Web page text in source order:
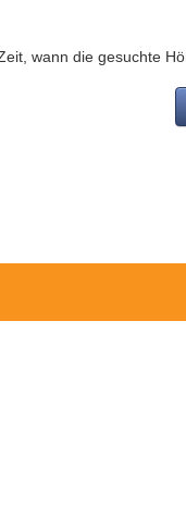
wann die gesuchte